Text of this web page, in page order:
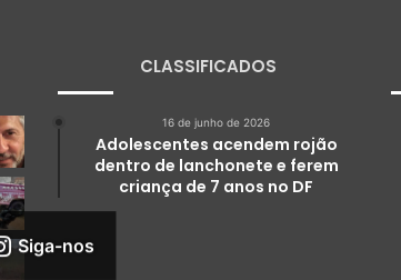
Siga-nos
CLASSIFICADOS
16 de junho de 2026
Adolescentes acendem rojão
dentro de lanchonete e ferem
criança de 7 anos no DF